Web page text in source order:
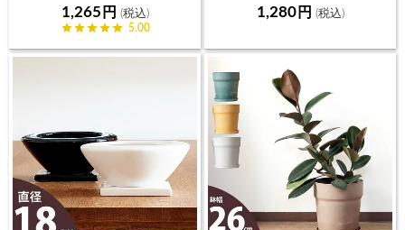
1,265
5.00
1,280